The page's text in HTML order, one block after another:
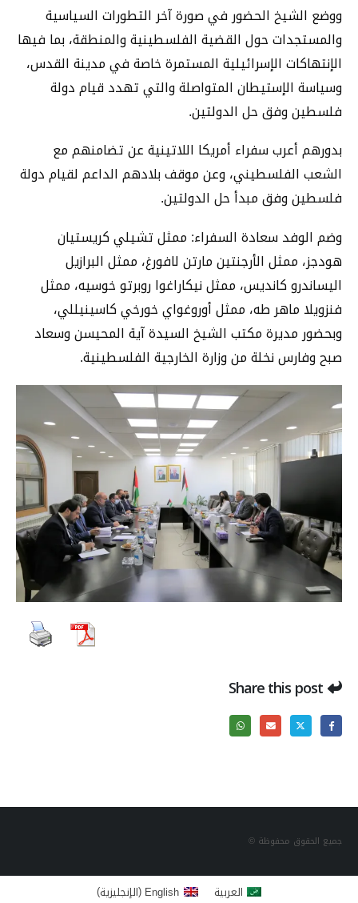
ووضع الشيخ الحضور في صورة آخر التطورات السياسية
والمستجدات حول القضية الفلسطينية والمنطقة، بما فيها
الإنتهاكات الإسرائيلية المستمرة خاصة في مدينة القدس،
وسياسة الإستيطان المتواصلة والتي تهدد قيام دولة
فلسطين وفق حل الدولتين.
بدورهم أعرب سفراء أمريكا اللاتينية عن تضامنهم مع
الشعب الفلسطيني، وعن موقف بلادهم الداعم لقيام دولة
فلسطين وفق مبدأ حل الدولتين.
وضم الوفد سعادة السفراء: ممثل تشيلي كريستيان
هودجز، ممثل الأرجنتين مارتن لافورغ، ممثل البرازيل
اليساندرو كانديس، ممثل نيكاراغوا روبرتو خوسيه، ممثل
فنزويلا ماهر طه، ممثل أوروغواي خورخي كاسينيللي،
وبحضور مديرة مكتب الشيخ السيدة آية المحيسن وسعاد
صبح وفارس نخلة من وزارة الخارجية الفلسطينية.
Share this post
جميع الحقوق محفوظة ©
العربية English
(الإنجليزية)